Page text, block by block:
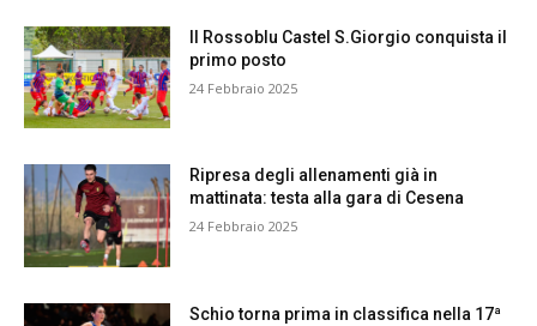
Il Rossoblu Castel S.Giorgio conquista il
primo posto
24 Febbraio 2025
Ripresa degli allenamenti già in
mattinata: testa alla gara di Cesena
24 Febbraio 2025
Schio torna prima in classifica nella 17ª